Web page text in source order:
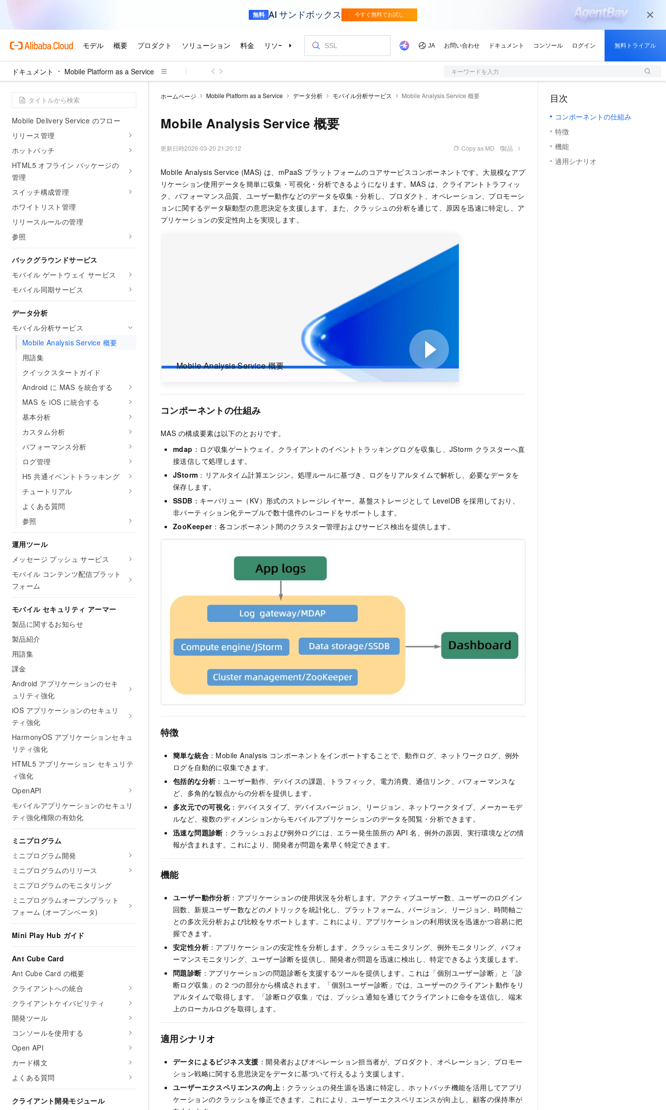
ドキュメント Mobile Platform as a Service キーワードを入力
PDF ドキュメントのダウンロード
Mobile Delivery Service
Mobile Delivery Service の概要
Mobile Delivery Service のフロー
リリース管理
ホットパッチ
HTML5 オフライン パッケージの
管理
スイッチ構成管理
ホワイトリスト管理
リリースルールの管理
参照
バックグラウンドサービス
モバイル ゲートウェイ サービス
モバイル同期サービス
データ分析
モバイル分析サービス
Mobile Analysis Service 概要
用語集
クイックスタートガイド
Android に MAS を統合する
MAS を iOS に統合する
基本分析
カスタム分析
パフォーマンス分析
ログ管理
H5 共通イベントトラッキング
チュートリアル
よくある質問
参照
運用ツール
メッセージ プッシュ サービス
モバイル コンテンツ配信プラット
フォーム
モバイル セキュリティ アーマー
製品に関するお知らせ
製品紹介
用語集
課金
Android アプリケーションのセキ
ュリティ強化
iOS アプリケーションのセキュリ
ティ強化
HarmonyOS アプリケーションセキュ
リティ強化
HTML5 アプリケーション セキュリテ
ィ強化
OpenAPI
モバイルアプリケーションのセキュリ
ティ強化権限の有効化
ミニプログラム
ミニプログラム開発
ミニプログラムのリリース
ミニプログラムのモニタリング
ミニプログラムオープンプラット
フォーム (オープンベータ)
Mini Play Hub ガイド
Ant Cube Card
Ant Cube Card の概要
クライアントへの統合
クライアントケイパビリティ
開発ツール
コンソールを使用する
Open API
カード構文
よくある質問
クライアント開発モジュール
ホームページ Mobile Platform as a Service データ分析 モバイル分析サービス Mobile Analysis Service 概要
Mobile Analysis Service 概要
更新日時2026-03-20 21:20:12 Copy as MD 製品
Mobile Analysis Service (MAS) は、mPaaS プラットフォームのコアサービスコンポーネントです。大規模なアプ
リケーション使用データを簡単に収集・可視化・分析できるようになります。MAS は、クライアントトラフィッ
ク、パフォーマンス品質、ユーザー動作などのデータを収集・分析し、プロダクト、オペレーション、プロモーシ
ョンに関するデータ駆動型の意思決定を支援します。また、クラッシュの分析を通じて、原因を迅速に特定し、ア
プリケーションの安定性向上を実現します。
Mobile Analysis Service 概要
コンポーネントの仕組み
MAS の構成要素は以下のとおりです。
mdap ：ログ収集ゲートウェイ。クライアントのイベントトラッキングログを収集し、JStorm クラスターへ直
接送信して処理します。
JStorm ：リアルタイム計算エンジン。処理ルールに基づき、ログをリアルタイムで解析し、必要なデータを
保存します。
SSDB ：キーバリュー（KV）形式のストレージレイヤー。基盤ストレージとして LevelDB を採用しており、
非パーティション化テーブルで数十億件のレコードをサポートします。
ZooKeeper：各コンポーネント間のクラスター管理およびサービス検出を提供します。
特徴
簡単な統合 ：Mobile Analysis コンポーネントをインポートすることで、動作ログ、ネットワークログ、例外
ログを自動的に収集できます。
包括的な分析：ユーザー動作、デバイスの課題、トラフィック、電力消費、通信リンク、パフォーマンスな
ど、多角的な観点からの分析を提供します。
多次元での可視化：デバイスタイプ、デバイスバージョン、リージョン、ネットワークタイプ、メーカーモデ
ルなど、複数のディメンションからモバイルアプリケーションのデータを閲覧・分析できます。
迅速な問題診断 ：クラッシュおよび例外ログには、エラー発生箇所の API 名、例外の原因、実行環境などの情
報が含まれます。これにより、開発者が問題を素早く特定できます。
機能
ユーザー動作分析：アプリケーションの使用状況を分析します。アクティブユーザー数、ユーザーのログイン
回数、新規ユーザー数などのメトリックを統計化し、プラットフォーム、バージョン、リージョン、時間軸ご
との多次元分析および比較をサポートします。これにより、アプリケーションの利用状況を迅速かつ容易に把
握できます。
安定性分析：アプリケーションの安定性を分析します。クラッシュモニタリング、例外モニタリング、パフォ
ーマンスモニタリング、ユーザー診断を提供し、開発者が問題を迅速に検出し、特定できるよう支援します。
問題診断 ：アプリケーションの問題診断を支援するツールを提供します。これは「個別ユーザー診断」と「診
断ログ収集」の 2 つの部分から構成されます。「個別ユーザー診断」では、ユーザーのクライアント動作をリ
アルタイムで取得します。「診断ログ収集」では、プッシュ通知を通じてクライアントに命令を送信し、端末
上のローカルログを取得します。
適用シナリオ
データによるビジネス支援 ：開発者およびオペレーション担当者が、プロダクト、オペレーション、プロモー
ション戦略に関する意思決定をデータに基づいて行えるよう支援します。
ユーザーエクスペリエンスの向上 ：クラッシュの発生源を迅速に特定し、ホットパッチ機能を活用してアプリ
ケーションのクラッシュを修正できます。これにより、ユーザーエクスペリエンスが向上し、顧客の保持率が
目次
コンポーネントの仕組み
特徴
機能
適用シナリオ